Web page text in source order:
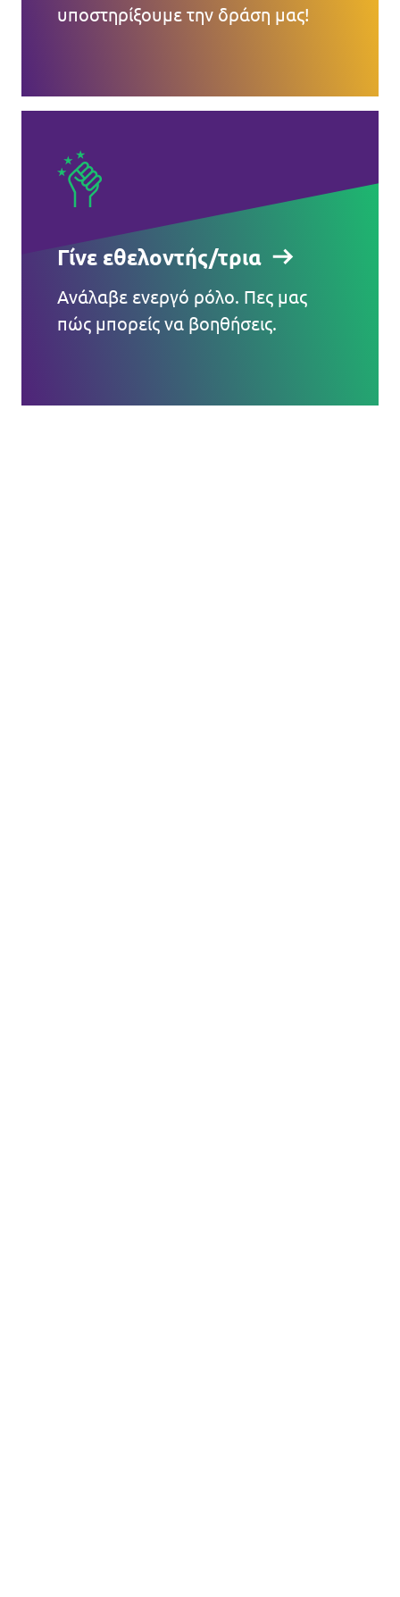
υποστηρίξουμε την δράση μας!
Γίνε εθελοντής/τρια
Ανάλαβε ενεργό ρόλο. Πες μας
πώς μπορείς να βοηθήσεις.